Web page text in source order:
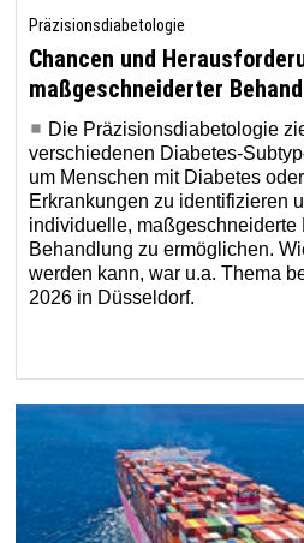
Präzisionsdiabetologie
Chancen und
maßgeschneiderter
Die Präzisionsdiabetologie
verschiedenen Diabetes-
um Menschen mit Diabetes
Erkrankungen zu identifizieren
individuelle, maßgeschneiderte
Behandlung zu ermöglichen.
werden kann, war u.a. Thema
2026 in Düsseldorf.